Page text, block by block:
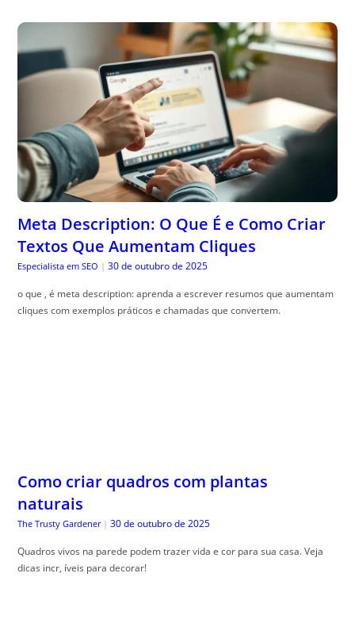
Meta Description: O Que É e Como Criar
Textos Que Aumentam Cliques
Especialista em SEO | 30 de outubro de 2025
o que , é meta description: aprenda a escrever resumos que aumentam
cliques com exemplos práticos e chamadas que convertem.
Como criar quadros com plantas
naturais
The Trusty Gardener | 30 de outubro de 2025
Quadros vivos na parede podem trazer vida e cor para sua casa. Veja
dicas incr, íveis para decorar!